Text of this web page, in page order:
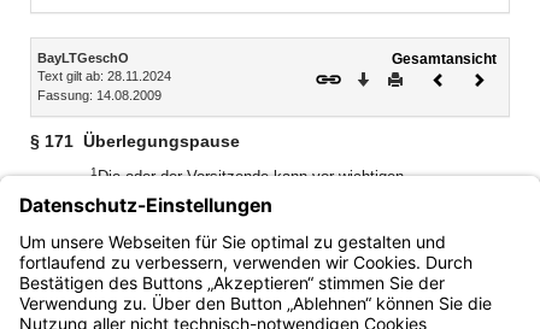
Inhalt
BayLTGeschO
Text gilt ab: 28.11.2024
Fassung: 14.08.2009
Gesamtansicht
Download
DruckenVorheriges
§ 171 Überlegungspause
1Die oder der Vorsitzende kann vor wichtigen
abschließenden Sachentscheidungen des Ausschusses
(Schlussabstimmung über eine Vorlage) eine
Überlegungspause bis zu 30 Minuten einschalten.2
er muss es tun, wenn es eine Fraktion verlangt.